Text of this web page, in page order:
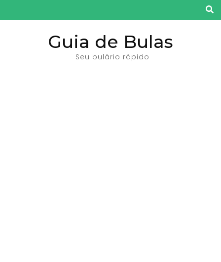
para
Guia de Bulas
Seu bulário rápido